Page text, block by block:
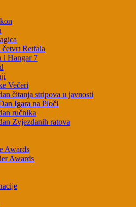
četvrt Retfala
i Hangar 7
Večeri
čitanja stripova u javnosti
Igara na Ploči
ručnika
Zvjezdanih ratova
Awards
Awards